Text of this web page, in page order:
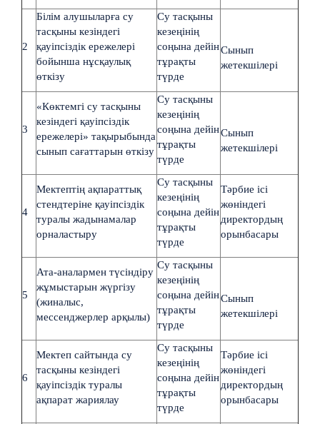
2
Білім алушыларға су
тасқыны кезіндегі
қауіпсіздік ережелері
бойынша нұсқаулық
өткізу
Су тасқыны
кезеңінің
соңына дейін
тұрақты
түрде
Сынып
жетекшілері
3
«Көктемгі су тасқыны
кезіндегі қауіпсіздік
ережелері» тақырыбында
сынып сағаттарын өткізу
Су тасқыны
кезеңінің
соңына дейін
тұрақты
түрде
Сынып
жетекшілері
4
Мектептің ақпараттық
стендтеріне қауіпсіздік
туралы жадынамалар
орналастыру
Су тасқыны
кезеңінің
соңына дейін
тұрақты
түрде
Тәрбие ісі
жөніндегі
директордың
орынбасары
5
Ата-аналармен түсіндіру
жұмыстарын жүргізу
(жиналыс,
мессенджерлер арқылы)
Су тасқыны
кезеңінің
соңына дейін
тұрақты
түрде
Сынып
жетекшілері
6
Мектеп сайтында су
тасқыны кезіндегі
қауіпсіздік туралы
ақпарат жариялау
Су тасқыны
кезеңінің
соңына дейін
тұрақты
түрде
Тәрбие ісі
жөніндегі
директордың
орынбасары